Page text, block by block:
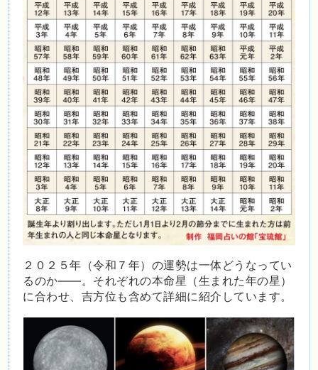
２０２５年（令和７年）の運勢は一体どうなってい
るのか――。 それぞれの本命星（生まれた年の星）
に合わせ、吉方位も含めて詳細に紹介しています。